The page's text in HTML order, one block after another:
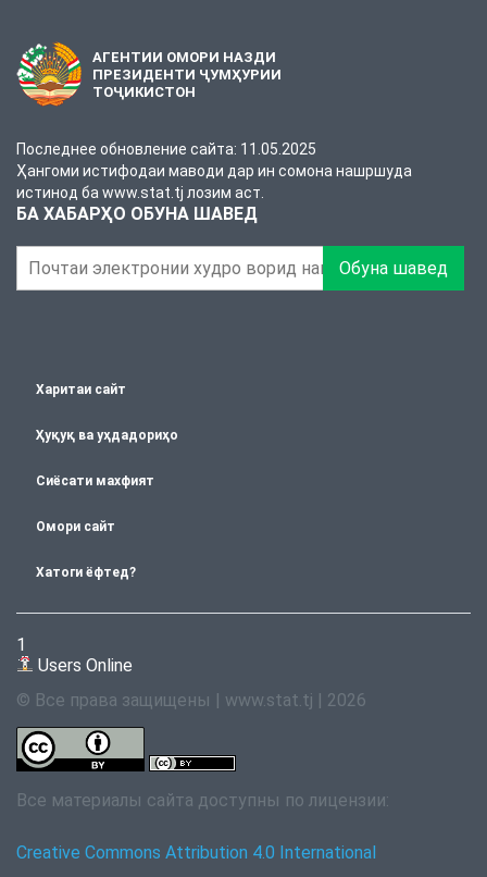
АГЕНТИИ ОМОРИ НАЗДИ
ПРЕЗИДЕНТИ ҶУМҲУРИИ
ТОҶИКИСТОН
Последнее обновление сайта: 11.05.2025
Ҳангоми истифодаи маводи дар ин сомона нашршуда
истинод ба www.stat.tj лозим аст.
БА ХАБАРҲО ОБУНА ШАВЕД
Обуна шавед
Харитаи сайт
Ҳуқуқ ва уҳдадориҳо
Сиёсати махфият
Омори сайт
Хатоги ёфтед?
1
Users Online
© Все права защищены | www.stat.tj | 2026
Все материалы сайта доступны по лицензии:
Creative Commons Attribution 4.0 International